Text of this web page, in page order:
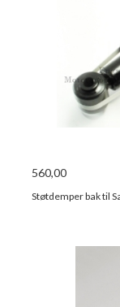
560,00
Støtdemper bak til